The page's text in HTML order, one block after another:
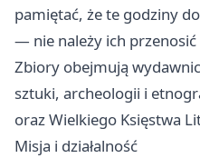
pamiętać, że te godziny
— nie należy ich
Zbiory obejmują
sztuki, archeologii i
oraz Wielkiego Księstwa
Misja i działalność